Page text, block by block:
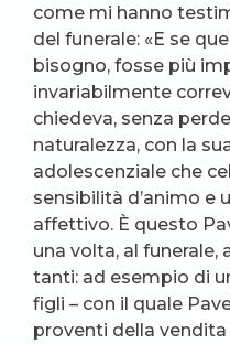
come mi hanno
del funerale: «E se
bisogno, fosse più
invariabilmente
chiedeva, senza
naturalezza, con la
adolescenziale che
sensibilità d’animo e
affettivo. È questo
una volta, al
tanti: ad esempio di
figli – con il quale
proventi della